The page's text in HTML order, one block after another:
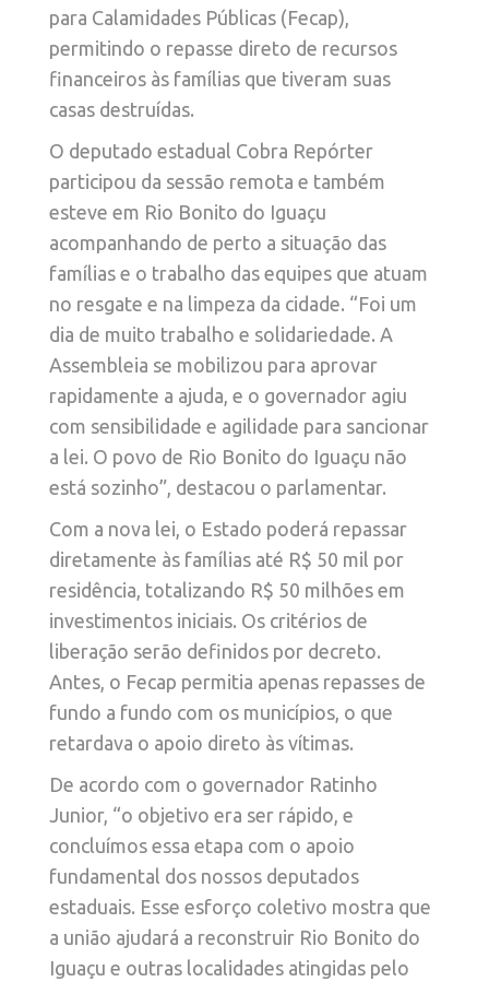
para Calamidades Públicas (Fecap),
permitindo o repasse direto de recursos
financeiros às famílias que tiveram suas
casas destruídas.
O deputado estadual Cobra Repórter
participou da sessão remota e também
esteve em Rio Bonito do Iguaçu
acompanhando de perto a situação das
famílias e o trabalho das equipes que atuam
no resgate e na limpeza da cidade. “Foi um
dia de muito trabalho e solidariedade. A
Assembleia se mobilizou para aprovar
rapidamente a ajuda, e o governador agiu
com sensibilidade e agilidade para sancionar
a lei. O povo de Rio Bonito do Iguaçu não
está sozinho”, destacou o parlamentar.
Com a nova lei, o Estado poderá repassar
diretamente às famílias até R$ 50 mil por
residência, totalizando R$ 50 milhões em
investimentos iniciais. Os critérios de
liberação serão definidos por decreto.
Antes, o Fecap permitia apenas repasses de
fundo a fundo com os municípios, o que
retardava o apoio direto às vítimas.
De acordo com o governador Ratinho
Junior, “o objetivo era ser rápido, e
concluímos essa etapa com o apoio
fundamental dos nossos deputados
estaduais. Esse esforço coletivo mostra que
a união ajudará a reconstruir Rio Bonito do
Iguaçu e outras localidades atingidas pelo